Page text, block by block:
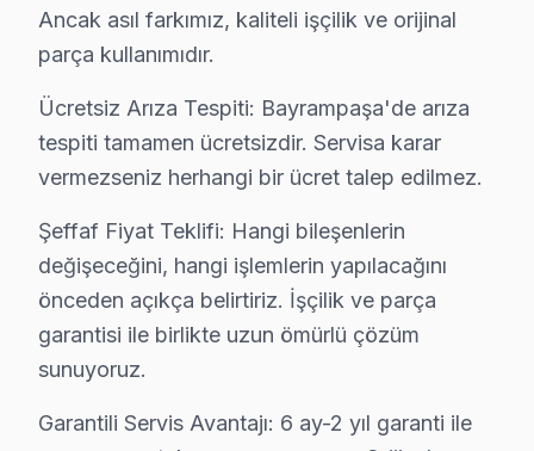
Bayrampaşa'de Dijitsu panel servis sorunuza tek
Dijitsu TV Arızaları ve Çözümler
✓ 15+ Yıl Deneyim
✓ Orijinal Yedek Parça
✓ Ücretsiz Arıza Tespiti
Bayrampaşa, İstanbul'un önemli ilçelerinden biri
Ancak asıl farkımız, kaliteli işçilik ve orijinal
parça kullanımıdır.
Ücretsiz Arıza Tespiti: Bayrampaşa'de arıza
tespiti tamamen ücretsizdir. Servisa karar
vermezseniz herhangi bir ücret talep edilmez.
Şeffaf Fiyat Teklifi: Hangi bileşenlerin
değişeceğini, hangi işlemlerin yapılacağını
önceden açıkça belirtiriz. İşçilik ve parça
garantisi ile birlikte uzun ömürlü çözüm
sunuyoruz.
Garantili Servis Avantajı: 6 ay-2 yıl garanti ile